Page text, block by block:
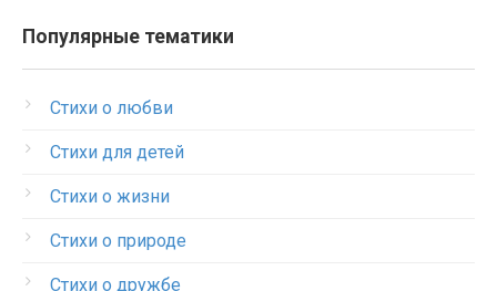
Популярные тематики
Стихи о любви
Стихи для детей
Стихи о жизни
Стихи о природе
Стихи о дружбе